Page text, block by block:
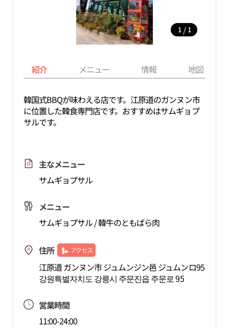
1 / 1
紹介 メニュー 情報 地図
韓国式BBQが味わえる店です。江原道のガンヌン市
に位置した韓食専門店です。おすすめはサムギョプ
サルです。
主なメニュー
サムギョプサル
メニュー
サムギョプサル / 韓牛のともばら肉
住所 アクセス
江原道 ガンヌン市 ジュムンジン邑 ジュムンロ95
강원특별자치도 강릉시 주문진읍 주문로 95
営業時間
11:00-24:00